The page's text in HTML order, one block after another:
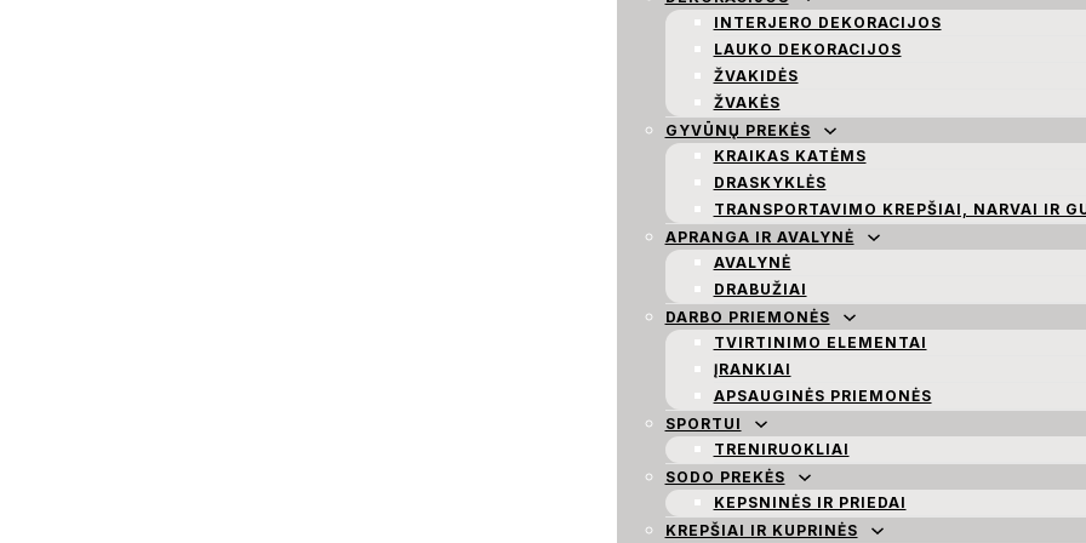
INTERJERO DEKORACIJOS
LAUKO DEKORACIJOS
ŽVAKIDĖS
ŽVAKĖS
GYVŪNŲ PREKĖS
KRAIKAS KATĖMS
DRASKYKLĖS
TRANSPORTAVIMO KREPŠIAI, NARVAI IR
APRANGA IR AVALYNĖ
AVALYNĖ
DRABUŽIAI
DARBO PRIEMONĖS
TVIRTINIMO ELEMENTAI
ĮRANKIAI
APSAUGINĖS PRIEMONĖS
SPORTUI
TRENIRUOKLIAI
SODO PREKĖS
KEPSNINĖS IR PRIEDAI
KREPŠIAI IR KUPRINĖS